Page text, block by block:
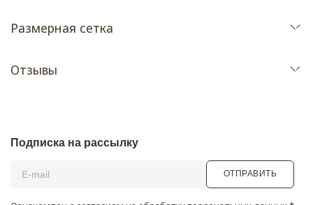
Размерная сетка
Отзывы
Подписка на рассылку
ОТПРАВИТЬ